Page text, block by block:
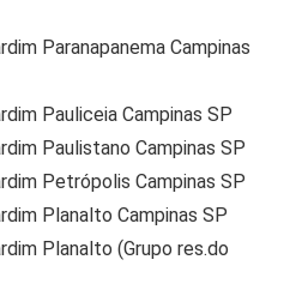
Paranapanema Campinas
Pauliceia Campinas SP
Paulistano Campinas SP
Petrópolis Campinas SP
Planalto Campinas SP
Planalto (Grupo res.do